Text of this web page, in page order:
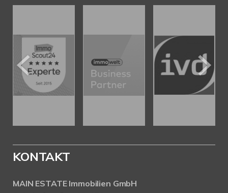
KONTAKT
MAIN ESTATE Immobilien GmbH